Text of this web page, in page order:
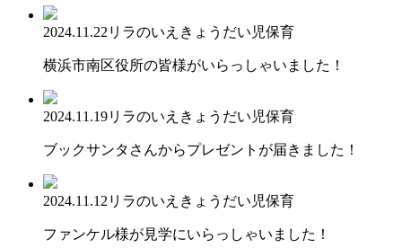
2024.11.22 リラのいえ きょうだい児保育
横浜市南区役所の皆様がいらっしゃいました！
2024.11.19リラのいえ きょうだい児保育
ブックサンタさんからプレゼントが届きました！
2024.11.12 リラのいえ きょうだい児保育
ファンケル様が見学にいらっしゃいました！